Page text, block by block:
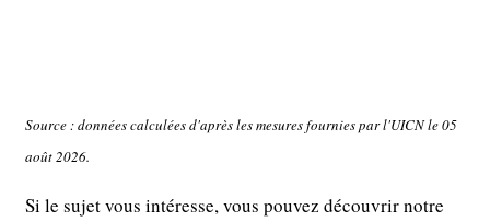
Source : données calculées d'après les mesures fournies par l'UICN le 05
août 2026.
Si le sujet vous intéresse, vous pouvez découvrir notre